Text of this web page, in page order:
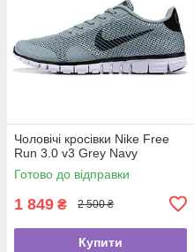
Чоловічі кросівки Nike Free
Run 3.0 v3 Grey Navy
Готово до відправки
1 849 ₴ 2 500 ₴
Купити